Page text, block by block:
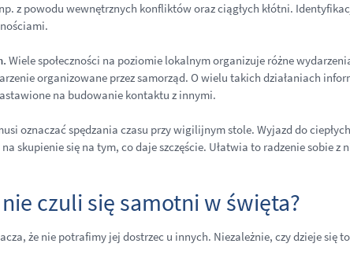
z powodu wewnętrznych konfliktów oraz ciągłych kłótni.
Wiele społeczności na poziomie lokalnym organizuje różne
organizowane przez samorząd. O wielu takich działaniach
na budowanie kontaktu z innymi.
oznaczać spędzania czasu przy wigilijnym stole. Wyjazd do
skupienie się na tym, co daje szczęście. Ułatwia to radzenie sobie z
czuli się samotni w święta?
że nie potrafimy jej dostrzec u innych. Niezależnie, czy dzieje się